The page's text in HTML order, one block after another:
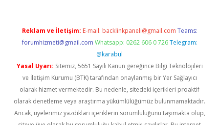
Reklam ve İletişim: E-mail: backlinkpaneli@gmail.com Teams:
forumhizmeti@gmail.com Whatsapp: 0262 606 0 726 Telegram:
@karabul
Yasal Uyarı: Sitemiz, 5651 Sayılı Kanun gereğince Bilgi Teknolojileri
ve İletişim Kurumu (BTK) tarafından onaylanmış bir Yer Sağlayıcı
olarak hizmet vermektedir. Bu nedenle, sitedeki içerikleri proaktif
olarak denetleme veya araştırma yükümlülüğümüz bulunmamaktadır.
Ancak, üyelerimiz yazdıkları içeriklerin sorumluluğunu taşımakta olup,